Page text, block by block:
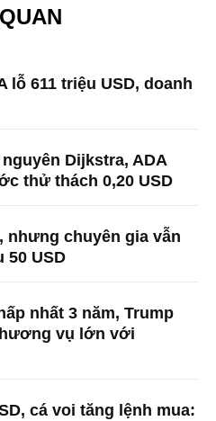
lỗ 611 triệu USD, doanh
Dijkstra, ADA
thử thách 0,20 USD
nhưng chuyên gia vẫn
50 USD
nhất 3 năm, Trump
vụ lớn với
cá voi tăng lệnh mua: